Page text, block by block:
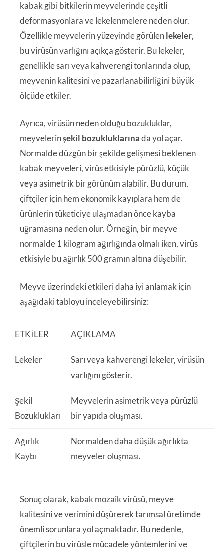
kabak gibi bitkilerin meyvelerinde çeşitli
deformasyonlara ve lekelenmelere neden olur.
Özellikle meyvelerin yüzeyinde görülenlekeler,
bu virüsün varlığını açıkça gösterir. Bu lekeler,
genellikle sarı veya kahverengi tonlarında olup,
meyvenin kalitesini ve pazarlanabilirliğini büyük
ölçüde etkiler.
Ayrıca, virüsün neden olduğu bozukluklar,
meyvelerinşekil bozukluklarınada yol açar.
Normalde düzgün bir şekilde gelişmesi beklenen
kabak meyveleri, virüs etkisiyle pürüzlü, küçük
veya asimetrik bir görünüm alabilir. Bu durum,
çiftçiler için hem ekonomik kayıplara hem de
ürünlerin tüketiciye ulaşmadan önce kayba
uğramasına neden olur. Örneğin, bir meyve
normalde 1 kilogram ağırlığında olmalı iken, virüs
etkisiyle bu ağırlık 500 gramın altına düşebilir.
Meyve üzerindeki etkileri daha iyi anlamak için
aşağıdaki tabloyu inceleyebilirsiniz:
ETKILER AÇIKLAMA
Lekeler
Sarı veya kahverengi lekeler, virüsün
varlığını gösterir.
Şekil
Bozuklukları
Meyvelerin asimetrik veya pürüzlü
bir yapıda oluşması.
Ağırlık
Kaybı
Normalden daha düşük ağırlıkta
meyveler oluşması.
Sonuç olarak, kabak mozaik virüsü, meyve
kalitesini ve verimini düşürerek tarımsal üretimde
önemli sorunlara yol açmaktadır. Bu nedenle,
çiftçilerin bu virüsle mücadele yöntemlerini ve